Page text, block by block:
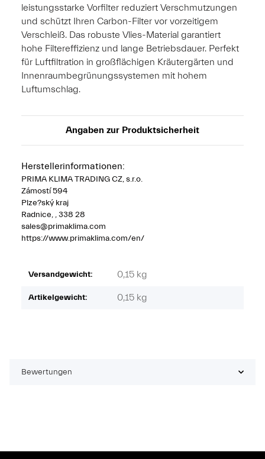
leistungsstarke Vorfilter reduziert Verschmutzungen
und schützt Ihren Carbon-Filter vor vorzeitigem
Verschleiß. Das robuste Vlies-Material garantiert
hohe Filtereffizienz und lange Betriebsdauer. Perfekt
für Luftfiltration in großflächigen Kräutergärten und
Innenraumbegrünungssystemen mit hohem
Luftumschlag.
Angaben zur Produktsicherheit
Herstellerinformationen:
PRIMA KLIMA TRADING CZ, s.r.o.
Zámostí 594
Plze?ský kraj
Radnice, , 338 28
sales@primaklima.com
https://www.primaklima.com/en/
Versandgewicht: 0,15 kg
Artikelgewicht: 0,15 kg
Bewertungen